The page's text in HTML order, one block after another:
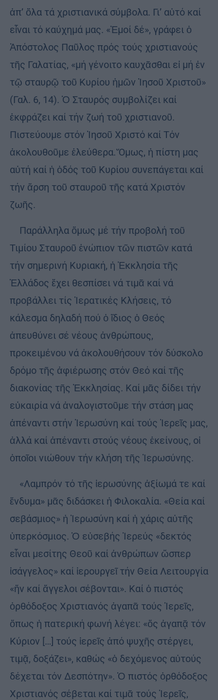
ἀπ’ ὅλα τά χριστιανικά σύμβολα. Γι’ αὐτό καί
εἶναι τό καύχημά μας. «Ἐμοί δέ», γράφει ὁ
Ἀπόστολος Παῦλος πρός τούς χριστιανούς
τῆς Γαλατίας, «μή γένοιτο καυχᾶσθαι εἰ μή ἐν
τῷ σταυρῷ τοῦ Κυρίου ἡμῶν Ἰησοῦ Χριστοῦ»
(Γαλ. 6, 14). Ὁ Σταυρός συμβολίζει καί
ἐκφράζει καί τήν ζωή τοῦ χριστιανοῦ.
Πιστεύουμε στόν Ἰησοῦ Χριστό καί Τόν
ἀκολουθοῦμε ἐλεύθερα. Ὅμως, ἡ πίστη μας
αὐτή καί ἡ ὁδός τοῦ Κυρίου συνεπάγεται καί
τήν ἄρση τοῦ σταυροῦ τῆς κατά Χριστόν
ζωῆς.
Παράλληλα ὅμως μέ τήν προβολή τοῦ
Τιμίου Σταυροῦ ἐνώπιον τῶν πιστῶν κατά
τήν σημερινή Κυριακή, ἡ Ἐκκλησία τῆς
Ἑλλάδος ἔχει θεσπίσει νά τιμᾶ καί νά
προβάλλει τίς Ἱερατικές Κλήσεις, τό
κάλεσμα δηλαδή πού ὁ ἴδιος ὁ Θεός
ἀπευθύνει σέ νέους ἀνθρώπους,
προκειμένου νά ἀκολουθήσουν τόν δύσκολο
δρόμο τῆς ἀφιέρωσης στόν Θεό καί τῆς
διακονίας τῆς Ἐκκλησίας. Καί μᾶς δίδει τήν
εὐκαιρία νά ἀναλογιστοῦμε τήν στάση μας
ἀπέναντι στήν Ἱερωσύνη καί τούς Ἱερεῖς μας,
ἀλλά καί ἀπέναντι στούς νέους ἐκείνους, οἱ
ὁποῖοι νιώθουν τήν κλήση τῆς Ἱερωσύνης.
«Λαμπρόν τό τῆς ἱερωσύνης ἀξίωμά τε καί
ἔνδυμα» μᾶς διδάσκει ἡ Φιλοκαλία. «Θεία καί
σεβάσμιος» ἡ Ἱερωσύνη καί ἡ χάρις αὐτῆς
ὑπερκόσμιος. Ὁ εὐσεβής Ἱερεύς «δεκτός
εἶναι μεσίτης Θεοῦ καί ἀνθρώπων ὥσπερ
ἰσάγγελος» καί ἱερουργεῖ τήν Θεία Λειτουργία
«ἥν καί ἄγγελοι σέβονται». Καί ὁ πιστός
ὀρθόδοξος Χριστιανός ἀγαπᾶ τούς Ἱερεῖς,
ὅπως ἡ πατερική φωνή λέγει: «ὅς ἀγαπᾷ τόν
Κύριον […] τούς ἱερεῖς ἀπό ψυχῆς στέργει,
τιμᾷ, δοξάζει», καθώς «ὁ δεχόμενος αὐτούς
δέχεται τόν Δεσπότην». Ὁ πιστός ὀρθόδοξος
Χριστιανός σέβεται καί τιμᾶ τούς Ἱερεῖς,